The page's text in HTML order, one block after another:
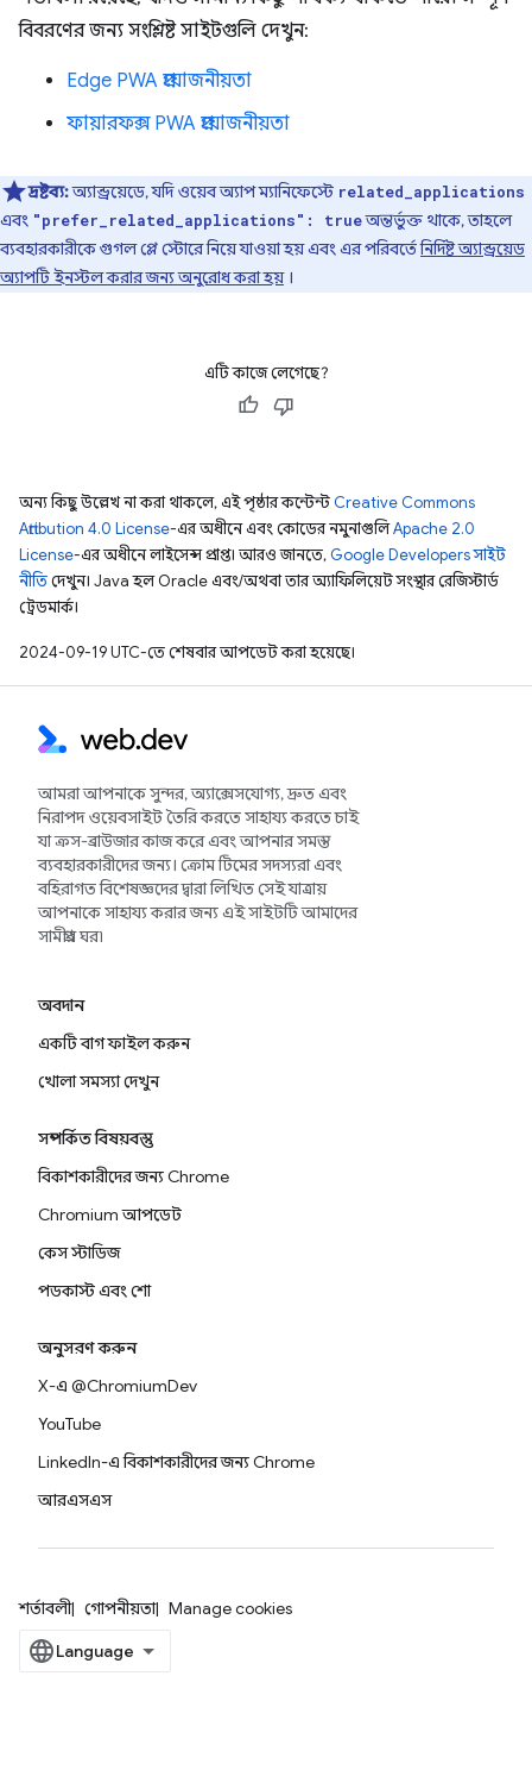
বিবরণের জন্য সংশ্লিষ্ট সাইটগুলি দেখুন:
Edge PWA প্রয়োজনীয়তা
ফায়ারফক্স PWA প্রয়োজনীয়তা
দ্রষ্টব্য:অ্যান্ড্রয়েডে, যদি ওয়েব অ্যাপ ম্যানিফেস্টে related_applications
এবং "prefer_related_applications": trueঅন্তর্ভুক্ত থাকে, তাহলে
ব্যবহারকারীকে গুগল প্লে স্টোরে নিয়ে যাওয়া হয় এবং এর পরিবর্তেনির্দিষ্ট অ্যান্ড্রয়েড
অ্যাপটি ইনস্টল করার জন্য অনুরোধ করা হয়।
এটি কাজে লেগেছে?
অন্য কিছু উল্লেখ না করা থাকলে, এই পৃষ্ঠার কন্টেন্ট Creative Commons
Attribution 4.0 License-এর অধীনে এবং কোডের নমুনাগুলিApache 2.0
License-এর অধীনে লাইসেন্স প্রাপ্ত। আরও জানতে, Google Developers সাইট
নীতিদেখুন। Java হল Oracle এবং/অথবা তার অ্যাফিলিয়েট সংস্থার রেজিস্টার্ড
ট্রেডমার্ক।
2024-09-19 UTC-তে শেষবার আপডেট করা হয়েছে।
আমরা আপনাকে সুন্দর, অ্যাক্সেসযোগ্য, দ্রুত এবং
নিরাপদ ওয়েবসাইট তৈরি করতে সাহায্য করতে চাই
যা ক্রস-ব্রাউজার কাজ করে এবং আপনার সমস্ত
ব্যবহারকারীদের জন্য। ক্রোম টিমের সদস্যরা এবং
বহিরাগত বিশেষজ্ঞদের দ্বারা লিখিত সেই যাত্রায়
আপনাকে সাহায্য করার জন্য এই সাইটটি আমাদের
সামগ্রীর ঘর৷
অবদান
একটি বাগ ফাইল করুন
খোলা সমস্যা দেখুন
সম্পর্কিত বিষয়বস্তু
বিকাশকারীদের জন্য Chrome
Chromium আপডেট
কেস স্টাডিজ
পডকাস্ট এবং শো
অনুসরণ করুন
X-এ @ChromiumDev
YouTube
LinkedIn-এ বিকাশকারীদের জন্য Chrome
আরএসএস
শর্তাবলী গোপনীয়তা Manage cookies